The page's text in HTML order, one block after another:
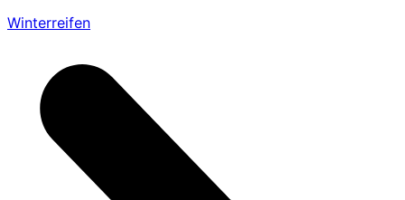
Winterreifen